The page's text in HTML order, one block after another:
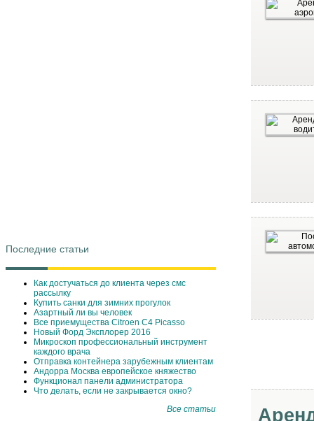
Последние статьи
Как достучаться до клиента через смс
рассылку
Купить санки для зимних прогулок
Азартный ли вы человек
Все приемущества Сitroen C4 Picasso
Новый Форд Эксплорер 2016
Микроскоп профессиональный инструмент
каждого врача
Отправка контейнера зарубежным клиентам
Андорра Москва европейское княжество
Функционал панели администратора
Что делать, если не закрывается окно?
Все статьи